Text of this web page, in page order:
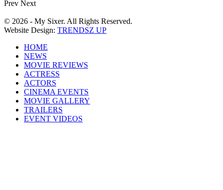
Prev Next
© 2026 - My Sixer. All Rights Reserved.
Website Design: TRENDSZ UP
HOME
NEWS
MOVIE REVIEWS
ACTRESS
ACTORS
CINEMA EVENTS
MOVIE GALLERY
TRAILERS
EVENT VIDEOS